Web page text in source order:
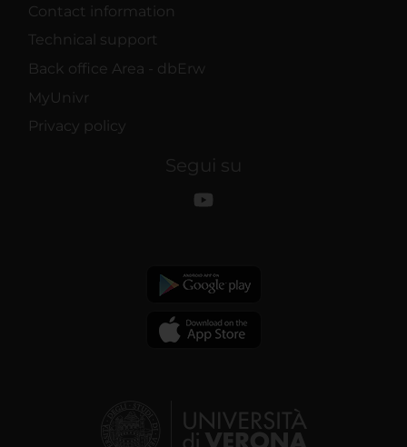
Contact information
Technical support
Back office Area - dbErw
MyUnivr
Privacy policy
Segui su